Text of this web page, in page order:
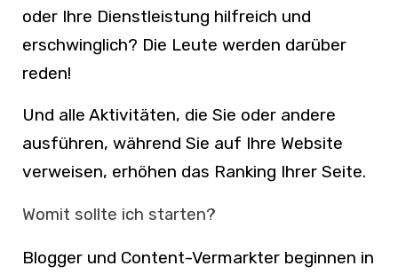
oder Ihre Dienstleistung hilfreich und
erschwinglich? Die Leute werden darüber
reden!
Und alle Aktivitäten, die Sie oder andere
ausführen, während Sie auf Ihre Website
verweisen, erhöhen das Ranking Ihrer Seite.
Womit sollte ich starten?
Blogger und Content-Vermarkter beginnen in